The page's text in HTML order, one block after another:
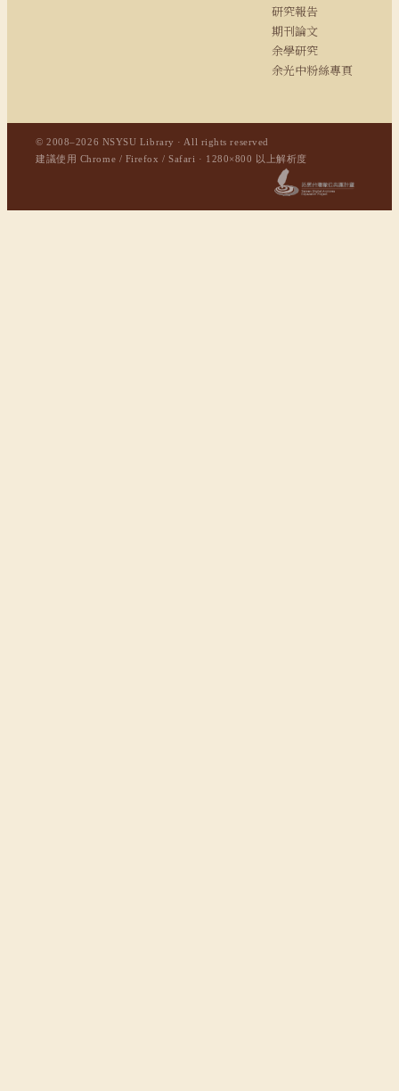
研究報告
期刊論文
余學研究
余光中粉絲專頁
© 2008–2026 NSYSU Library · All rights reserved
建議使用 Chrome / Firefox / Safari · 1280×800 以上解析度